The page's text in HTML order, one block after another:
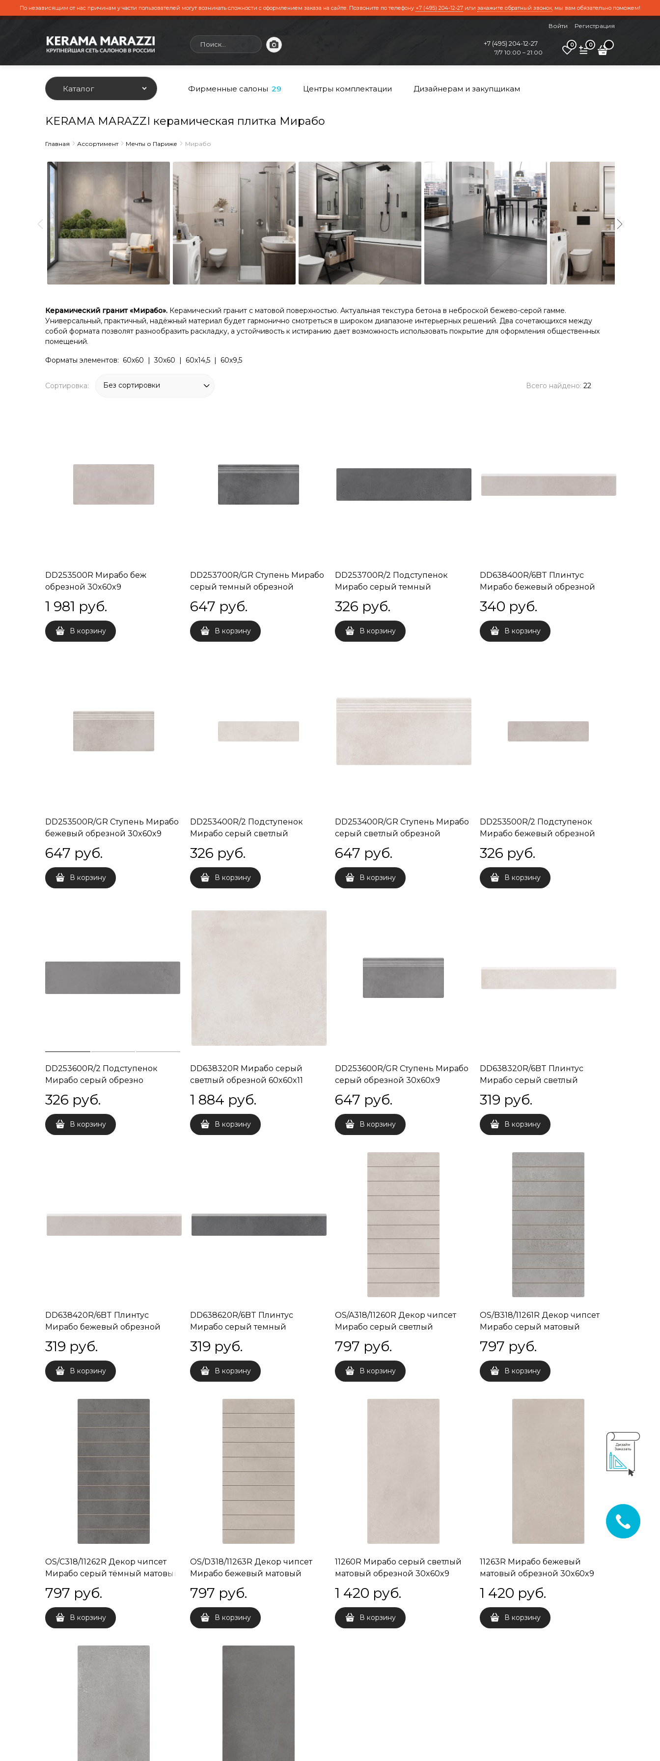
По независящим от нас причинам у части пользователей могут возникать сложности с оформлением заказа на сайте. Позвоните по телефону +7 (495) 204-12-27 или закажите обратный звонок, мы вам обязательно поможем!
Войти Регистрация
+7 (495) 204-12-27
7/7 10:00 – 21:00
0 0
Каталог Фирменные салоны 29 Центры комплектации Дизайнерам и закупщикам
KERAMA MARAZZI керамическая плитка Мирабо
Главная Ассортимент Мечты о Париже Мирабо
Керамический гранит «Мирабо». Керамический гранит с матовой поверхностью. Актуальная текстура бетона в неброской бежево-серой гамме.
Универсальный, практичный, надёжный материал будет гармонично смотреться в широком диапазоне интерьерных решений. Два сочетающихся между
собой формата позволят разнообразить раскладку, а устойчивость к истиранию дает возможность использовать покрытие для оформления общественных
помещений.
Форматы элементов: 60х60 | 30х60 | 60х14,5 | 60х9,5
Сортировка: Всего найдено:22
DD253500R Мирабо беж
обрезной 30x60x9
1 981 руб.
В корзину
DD253700R/GR Ступень Мирабо
серый темный обрезной
647 руб.
В корзину
DD253700R/2 Подступенок
Мирабо серый темный
обрезной 60х14,5
326 руб.
В корзину
DD638400R/6BT Плинтус
Мирабо бежевый обрезной
340 руб.
В корзину
DD253500R/GR Ступень Мирабо
бежевый обрезной 30x60x9
647 руб.
В корзину
DD253400R/2 Подступенок
Мирабо серый светлый
обрезной 60x14,5x9
326 руб.
В корзину
DD253400R/GR Ступень Мирабо
серый светлый обрезной
647 руб.
В корзину
DD253500R/2 Подступенок
Мирабо бежевый обрезной
326 руб.
В корзину
DD253600R/2 Подступенок
Мирабо серый обрезно
326 руб.
В корзину
DD638320R Мирабо серый
светлый обрезной 60x60x11
1 884 руб.
В корзину
DD253600R/GR Ступень Мирабо
серый обрезной 30x60x9
647 руб.
В корзину
DD638320R/6BT Плинтус
Мирабо серый светлый
обрезной 60x9,5x9
319 руб.
В корзину
DD638420R/6BT Плинтус
Мирабо бежевый обрезной
319 руб.
В корзину
DD638620R/6BT Плинтус
Мирабо серый темный
обрезной 60x9,5x9
319 руб.
В корзину
OS/A318/11260R Декор чипсет
Мирабо серый светлый
матовый обрезной 30x60x9
797 руб.
В корзину
OS/B318/11261R Декор чипсет
Мирабо серый матовый
обрезной 30x60x9
797 руб.
В корзину
OS/C318/11262R Декор чипсет
Мирабо серый тёмный матовый
обрезной 30x60x9
797 руб.
В корзину
OS/D318/11263R Декор чипсет
Мирабо бежевый матовый
обрезной 30x60x9
797 руб.
В корзину
11260R Мирабо серый светлый
матовый обрезной 30x60x9
1 420 руб.
В корзину
11263R Мирабо бежевый
матовый обрезной 30x60x9
1 420 руб.
В корзину